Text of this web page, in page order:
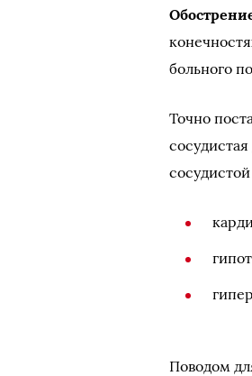
больного
Точно
Поводом